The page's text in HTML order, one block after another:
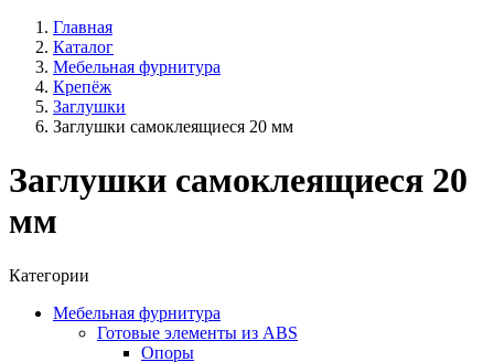
Главная
Каталог
Мебельная фурнитура
Крепёж
Заглушки
Заглушки самоклеящиеся 20 мм
Заглушки самоклеящиеся 20
мм
Категории
Мебельная фурнитура
Готовые элементы из ABS
Опоры